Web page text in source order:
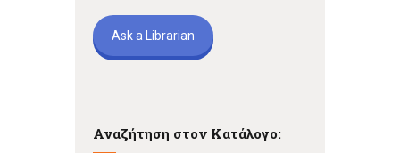
Ask a Librarian
Αναζήτηση στον Κατάλογο: